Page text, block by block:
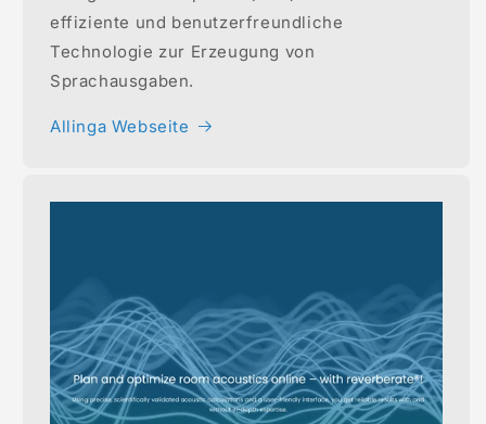
effiziente und benutzerfreundliche
Technologie zur Erzeugung von
Sprachausgaben.
Allinga Webseite